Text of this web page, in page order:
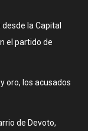
la Capital
el partido de
oro, los acusados
de Devoto,